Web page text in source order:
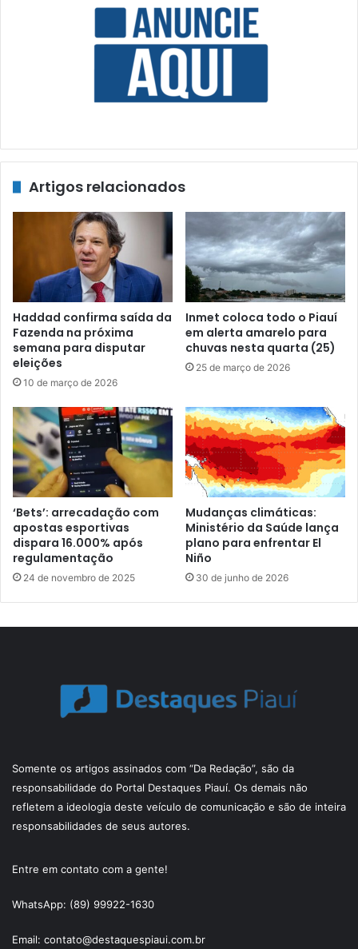
Artigos relacionados
Haddad confirma saída da
Fazenda na próxima
semana para disputar
eleições
10 de março de 2026
Inmet coloca todo o Piauí
em alerta amarelo para
chuvas nesta quarta (25)
25 de março de 2026
‘Bets’: arrecadação com
apostas esportivas
dispara 16.000% após
regulamentação
24 de novembro de 2025
Mudanças climáticas:
Ministério da Saúde lança
plano para enfrentar El
Niño
30 de junho de 2026
Somente os artigos assinados com “Da Redação”, são da
responsabilidade do Portal Destaques Piauí. Os demais não
refletem a ideologia deste veículo de comunicação e são de inteira
responsabilidades de seus autores.
Entre em contato com a gente!
WhatsApp: (89) 99922-1630
Email: contato@destaquespiaui.com.br